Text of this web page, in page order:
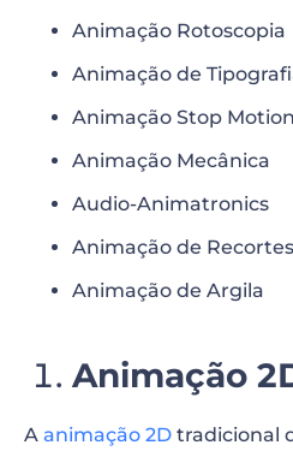
Animação Rotoscopia
Animação de
Animação Stop Motion
Animação Mecânica
Audio-Animatronics
Animação de Recortes
Animação de Argila
Animação
A animação 2D tradicional